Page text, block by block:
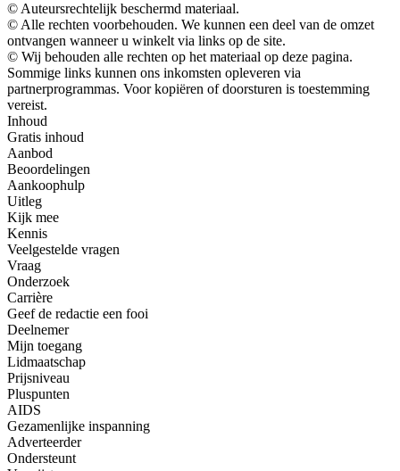
© Auteursrechtelijk beschermd materiaal.
© Alle rechten voorbehouden. We kunnen een deel van de omzet
ontvangen wanneer u winkelt via links op de site.
© Wij behouden alle rechten op het materiaal op deze pagina.
Sommige links kunnen ons inkomsten opleveren via
partnerprogrammas. Voor kopiëren of doorsturen is toestemming
vereist.
Inhoud
Gratis inhoud
Aanbod
Beoordelingen
Aankoophulp
Uitleg
Kijk mee
Kennis
Veelgestelde vragen
Vraag
Onderzoek
Carrière
Geef de redactie een fooi
Deelnemer
Mijn toegang
Lidmaatschap
Prijsniveau
Pluspunten
AIDS
Gezamenlijke inspanning
Adverteerder
Ondersteunt